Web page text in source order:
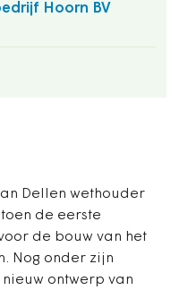
Hoorn BV
Dellen wethouder
de eerste
de bouw van het
Nog onder zijn
ontwerp van